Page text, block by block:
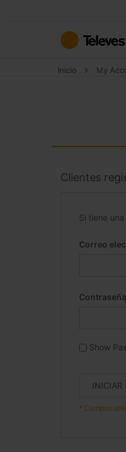
contenido
Inicio My
Clientes
Si tiene
Correo
Contraseña
Show
INICIAR